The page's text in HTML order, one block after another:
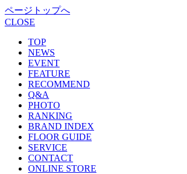
ページトップへ
CLOSE
TOP
NEWS
EVENT
FEATURE
RECOMMEND
Q&A
PHOTO
RANKING
BRAND INDEX
FLOOR GUIDE
SERVICE
CONTACT
ONLINE STORE